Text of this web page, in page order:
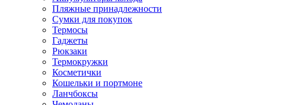
Пляжные принадлежности
Сумки для покупок
Термосы
Гаджеты
Рюкзаки
Термокружки
Косметички
Кошельки и портмоне
Ланчбоксы